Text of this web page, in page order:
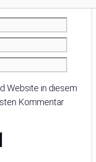
Website in diesem
Kommentar